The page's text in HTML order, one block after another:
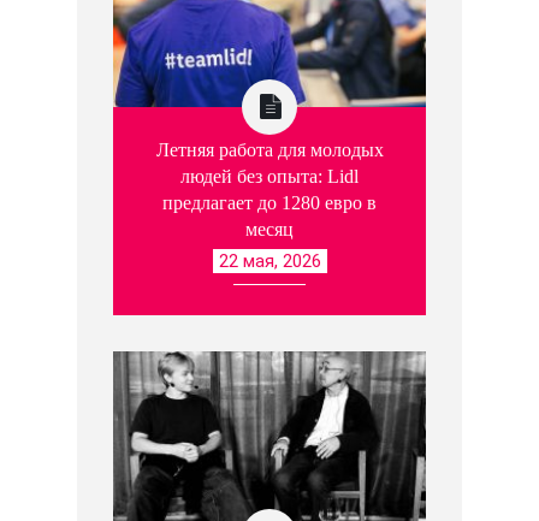
Летняя работа для молодых
людей без опыта: Lidl
предлагает до 1280 евро в
месяц
22 мая, 2026